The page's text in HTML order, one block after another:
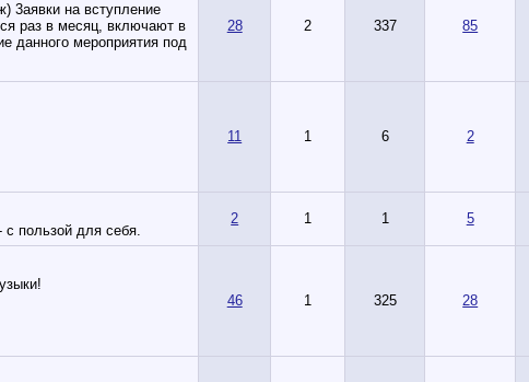
3аявки на вступление
раз в месяц, включают в
данного мероприятия под
28 2 337 85
11
1 6 2
с пользой для себя.
2 1 1 5
46
1 325 28